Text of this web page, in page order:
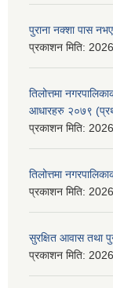
पुराना नक्शा पास
प्रकाशन मिति:
तिलोत्तमा
आधारहरु २०७९
प्रकाशन मिति:
तिलोत्तमा
प्रकाशन मिति:
सुरक्षित आवास तथा
प्रकाशन मिति: